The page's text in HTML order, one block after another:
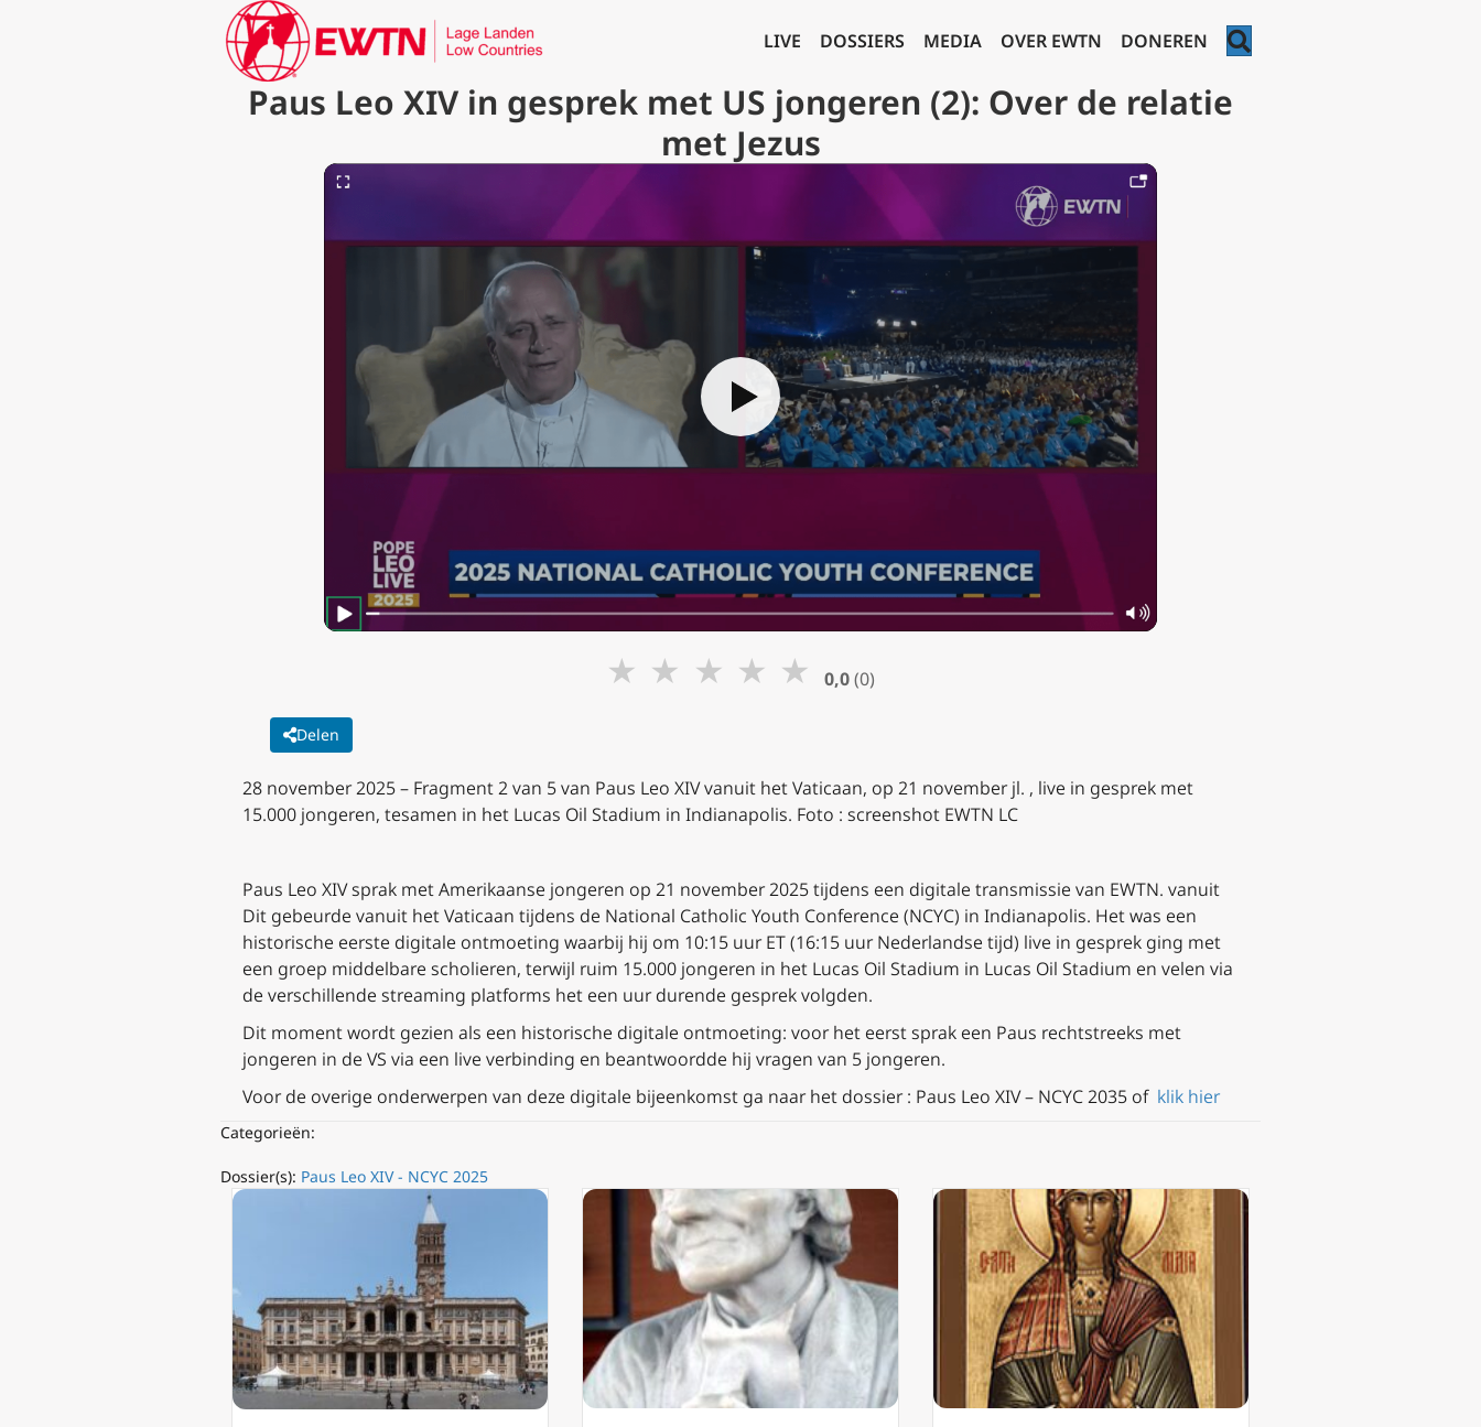
LIVE DOSSIERS MEDIA OVER EWTN DONEREN
Paus Leo XIV in gesprek met US jongeren (2): Over de relatie
met Jezus
★ ★ ★ ★ ★ 0,0(0)
Delen
28 november 2025 – Fragment 2 van 5 van Paus Leo XIV vanuit het Vaticaan, op 21 november jl. , live in gesprek met
15.000 jongeren, tesamen in het Lucas Oil Stadium in Indianapolis. Foto : screenshot EWTN LC
Paus Leo XIV sprak met Amerikaanse jongeren op 21 november 2025 tijdens een digitale transmissie van EWTN. vanuit​
Dit gebeurde vanuit het Vaticaan tijdens de National Catholic Youth Conference (NCYC) in Indianapolis. Het was een
historische eerste digitale ontmoeting waarbij hij om 10:15 uur ET (16:15 uur Nederlandse tijd) live in gesprek ging met
een groep middelbare scholieren, terwijl ruim 15.000 jongeren in het Lucas Oil Stadium in Lucas Oil Stadium en velen via
de verschillende streaming platforms het een uur durende gesprek volgden.
Dit moment wordt gezien als een historische digitale ontmoeting: voor het eerst sprak een Paus rechtstreeks met
jongeren in de VS via een live verbinding en beantwoordde hij vragen van 5 jongeren.
Voor de overige onderwerpen van deze digitale bijeenkomst ga naar het dossier : Paus Leo XIV – NCYC 2035 of klik hier
Categorieën:
Dossier(s): Paus Leo XIV - NCYC 2025